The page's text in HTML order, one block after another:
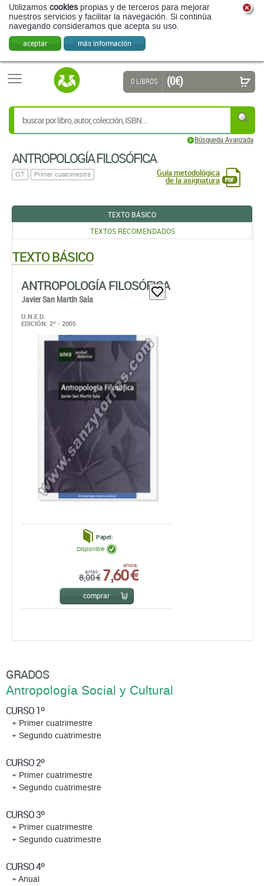
Utilizamos cookies propias y de terceros para mejorar
nuestros servicios y facilitar la navegación. Si continúa
navegando consideramos que acepta su uso.
aceptar más información
Búsqueda Avanzada
0 LIBROS (0 €)
ANTROPOLOGÍA FILOSÓFICA
OT Primer cuatrimestre Guía metodológica
de la asignatura
TEXTO BÁSICO
TEXTOS RECOMENDADOS
TEXTO BÁSICO
ANTROPOLOGÍA FILOSÓFICA
Javier San Martín Sala
U.N.E.D.
EDICIÓN: 2º - 2005
Papel:
antes:
8,00 €
ahora:
7,60 €
Disponible
comprar
GRADOS
Antropología Social y Cultural
CURSO 1º
+ Primer cuatrimestre
+ Segundo cuatrimestre
CURSO 2º
+ Primer cuatrimestre
+ Segundo cuatrimestre
CURSO 3º
+ Primer cuatrimestre
+ Segundo cuatrimestre
CURSO 4º
+ Anual